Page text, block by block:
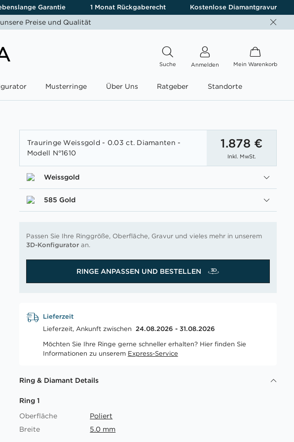
Garantie 1 Monat Rückgaberecht Kostenlose Diamantgravur
Preise und Qualität
Suche Anmelden Mein Warenkorb
Musterringe Über Uns Ratgeber Standorte
Trauringe Weissgold - 0.03 ct. Diamanten -
Modell N°1610
1.878 €
Inkl. MwSt.
Weissgold
585 Gold
Passen Sie Ihre Ringgröße, Oberfläche, Gravur und vieles mehr in unserem
3D-Konfigurator an.
RINGE ANPASSEN UND BESTELLEN
Lieferzeit
Lieferzeit, Ankunft zwischen 24.08.2026 - 31.08.2026
Möchten Sie Ihre Ringe gerne schneller erhalten? Hier finden Sie
Informationen zu unserem Express-Service
Ring & Diamant Details
Ring 1
Oberfläche
Poliert
Breite
5.0 mm